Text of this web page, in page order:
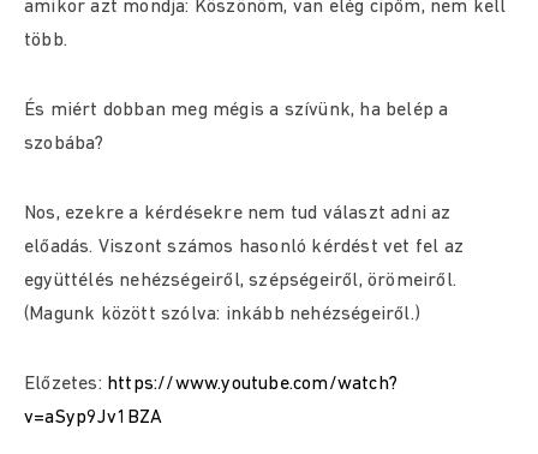
amikor azt mondja: Köszönöm, van elég cipőm, nem kell
több.
És miért dobban meg mégis a szívünk, ha belép a
szobába?
Nos, ezekre a kérdésekre nem tud választ adni az
előadás. Viszont számos hasonló kérdést vet fel az
együttélés nehézségeiről, szépségeiről, örömeiről.
(Magunk között szólva: inkább nehézségeiről.)
Előzetes: https://www.youtube.com/watch?
v=aSyp9Jv1BZA